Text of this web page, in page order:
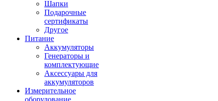
Шапки
Подарочные
сертификаты
Другое
Питание
Аккумуляторы
Генераторы и
комплектующие
Аксессуары для
аккумуляторов
Измерительное
оборудование